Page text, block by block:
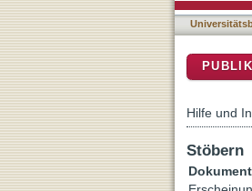
Hilfe und
Stöbern